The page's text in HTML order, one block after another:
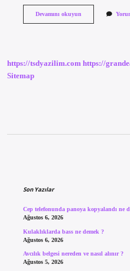
Devamını okuyunYuğ
https://tsdyazilim.com https://
Sitemap
Son Yazılar
Cep telefonunda panoya kopyalandı ne
Ağustos 6, 2026
Kulaklıklarda bass ne demek ?
Ağustos 6, 2026
Avcılık belgesi nereden ve nasıl alınır ?
Ağustos 5, 2026